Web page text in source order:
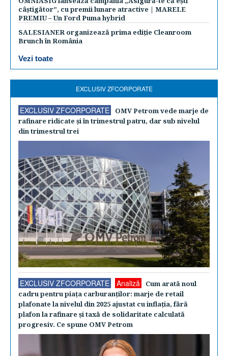
câștigător”, cu premii lunare atractive | MARELE
PREMIU – Un Ford Puma hybrid
SALESIANER organizează prima ediție Cleanroom
Brunch în România
Vezi toate
EXCLUSIV ZFCORPORATE
EXCLUSIV ZFCORPORATE
OMV Petrom vede marje de
rafinare ridicate şi în trimestrul patru, dar sub nivelul
din trimestrul trei
EXCLUSIV ZFCORPORATE Analiză
Cum arată noul
cadru pentru piaţa carburanţilor: marje de retail
plafonate la nivelul din 2025 ajustat cu inflaţia, fără
plafon la rafinare şi taxă de solidaritate calculată
progresiv. Ce spune OMV Petrom